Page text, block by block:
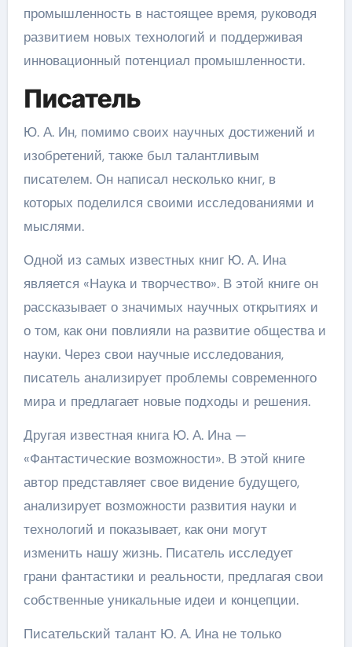
промышленность в настоящее время, руководя
развитием новых технологий и поддерживая
инновационный потенциал промышленности.
Писатель
Ю. А. Ин, помимо своих научных достижений и
изобретений, также был талантливым
писателем. Он написал несколько книг, в
которых поделился своими исследованиями и
мыслями.
Одной из самых известных книг Ю. А. Ина
является «Наука и творчество». В этой книге он
рассказывает о значимых научных открытиях и
о том, как они повлияли на развитие общества и
науки. Через свои научные исследования,
писатель анализирует проблемы современного
мира и предлагает новые подходы и решения.
Другая известная книга Ю. А. Ина —
«Фантастические возможности». В этой книге
автор представляет свое видение будущего,
анализирует возможности развития науки и
технологий и показывает, как они могут
изменить нашу жизнь. Писатель исследует
грани фантастики и реальности, предлагая свои
собственные уникальные идеи и концепции.
Писательский талант Ю. А. Ина не только